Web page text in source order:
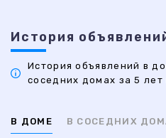
История
История объявлений в
соседних домах за 5 лет
В ДОМЕ В СОСЕДНИХ